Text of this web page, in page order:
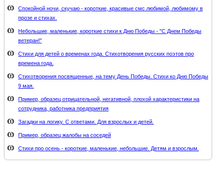
Спокойной ночи, скучаю - короткие, красивые смс любимой, любимому в
прозе и стихах.
Небольшие, маленькие, короткие стихи к Дню Победы - "С Днем Победы
ветеран!"
Стихи для детей о временах года. Стихотворения русских поэтов про
времена года.
Стихотворения посвященные, на тему День Победы. Стихи ко Дню Победы
9 мая.
Пример, образец отрицательной, негативной, плохой характеристики на
сотрудника, работника предприятия
Загадки на логику. С ответами. Для взрослых и детей.
Пример, образец жалобы на соседей
Стихи про осень - короткие, маленькие, небольшие. Детям и взрослым.